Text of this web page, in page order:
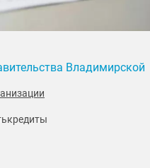
Владимирской
кредиты